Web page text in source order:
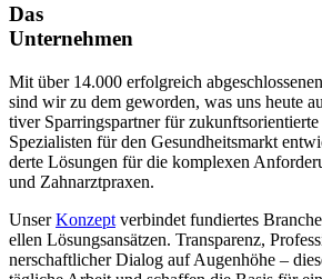
Das
Unter­nehmen
Mit über 14.000 erfolg­reich
sind wir zu dem geworden, was uns heute
tiver Spar­rings­partner für
Spezia­listen für den Gesund­heits­markt
derte Lösungen für die komplexen
und Zahn­arzt­praxen.
UnserKonzept verbindet fundiertes
ellen Lösungs­an­sätzen. Trans­pa­renz,
ner­schaft­li­cher Dialog auf Augenhöhe –